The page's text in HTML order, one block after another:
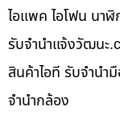
ไอแพค ไอโฟน นา
รับจํานําแจ้งวัฒนะ
สินค้าไอที รับจำนำ
จำนำกล้อง